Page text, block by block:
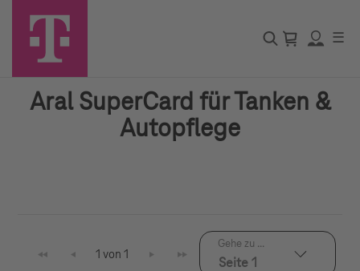
☰
Aral SuperCard für Tanken &
Autopflege
1 von 1
Seite 1
Gehe zu ...